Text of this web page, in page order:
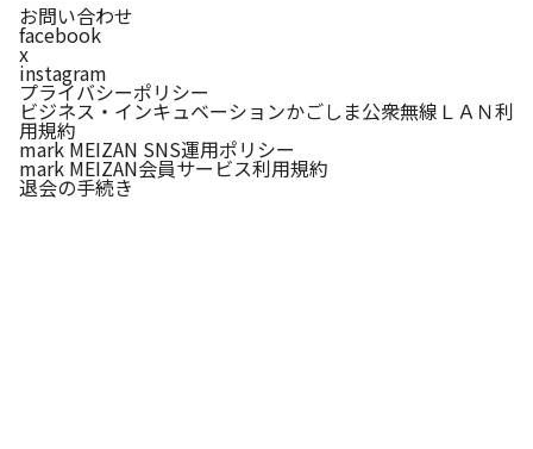
お問い合わせ
facebook
x
instagram
プライバシーポリシー
ビジネス・インキュベーションかごしま公衆無線ＬＡＮ利
用規約
mark MEIZAN SNS運用ポリシー
mark MEIZAN会員サービス利用規約
退会の手続き